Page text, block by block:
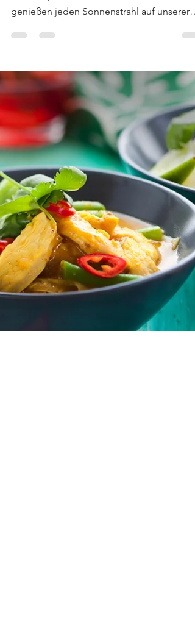
Florian Lechner
23. Juli 2021
Rezepte
Schoko-Banane-Protein-Eis
Like ice in the sunshine – Es ist nun definitiv
Sommer, die Sonne scheint und wir
genießen jeden Sonnenstrahl auf unserer
Haut.⁣ Vitamin...